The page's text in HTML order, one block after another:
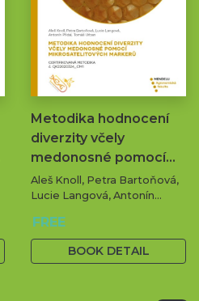
Metodika hodnocení
diverzity včely
medonosné pomocí…
Aleš Knoll, Petra Bartoňová,
Lucie Langová, Antonín
FREE
BOOK DETAIL